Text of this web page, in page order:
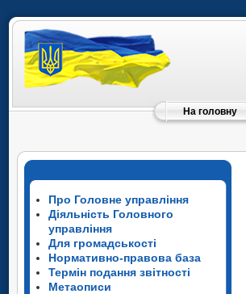
На головну
Про Головне управління
Діяльність Головного
управління
Для громадськості
Нормативно-правова база
Термін подання звітності
Метаописи